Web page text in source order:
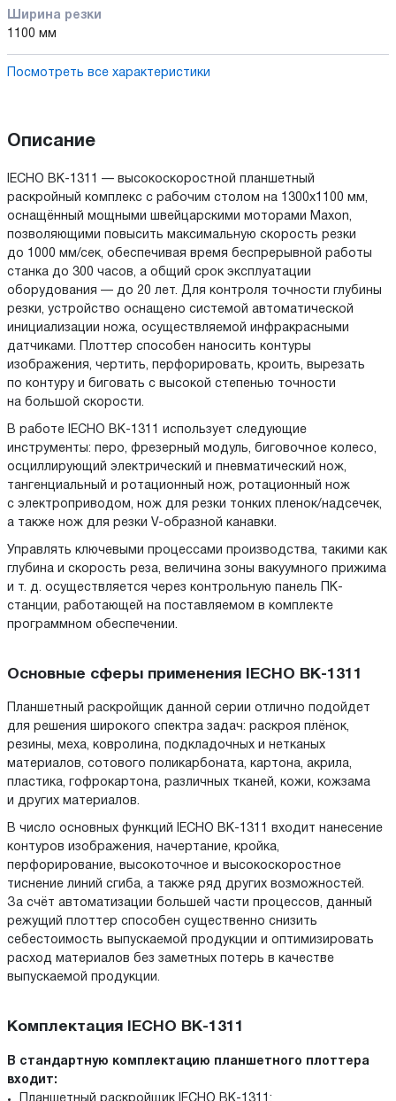
Ширина резки
1100 мм
Посмотреть все характеристики
Описание
IECHO BK-1311 — высокоскоростной планшетный
раскройный комплекс с рабочим столом на 1300x1100 мм,
оснащённый мощными швейцарскими моторами Maxon,
позволяющими повысить максимальную скорость резки
до 1000 мм/сек, обеспечивая время беспрерывной работы
станка до 300 часов, а общий срок эксплуатации
оборудования — до 20 лет. Для контроля точности глубины
резки, устройство оснащено системой автоматической
инициализации ножа, осуществляемой инфракрасными
датчиками. Плоттер способен наносить контуры
изображения, чертить, перфорировать, кроить, вырезать
по контуру и биговать с высокой степенью точности
на большой скорости.
В работе IECHO BK-1311 использует следующие
инструменты: перо, фрезерный модуль, биговочное колесо,
осциллирующий электрический и пневматический нож,
тангенциальный и ротационный нож, ротационный нож
с электроприводом, нож для резки тонких пленок/надсечек,
а также нож для резки V-образной канавки.
Управлять ключевыми процессами производства, такими как
глубина и скорость реза, величина зоны вакуумного прижима
и т. д. осуществляется через контрольную панель ПК-
станции, работающей на поставляемом в комплекте
программном обеспечении.
Основные сферы применения IECHO BK-1311
Планшетный раскройщик данной серии отлично подойдет
для решения широкого спектра задач: раскроя плёнок,
резины, меха, ковролина, подкладочных и нетканых
материалов, сотового поликарбоната, картона, акрила,
пластика, гофрокартона, различных тканей, кожи, кожзама
и других материалов.
В число основных функций IECHO BK-1311 входит нанесение
контуров изображения, начертание, кройка,
перфорирование, высокоточное и высокоскоростное
тиснение линий сгиба, а также ряд других возможностей.
За счёт автоматизации большей части процессов, данный
режущий плоттер способен существенно снизить
себестоимость выпускаемой продукции и оптимизировать
расход материалов без заметных потерь в качестве
выпускаемой продукции.
Комплектация IECHO BK-1311
В стандартную комплектацию планшетного плоттера
входит:
Планшетный раскройщик IECHO BK-1311;